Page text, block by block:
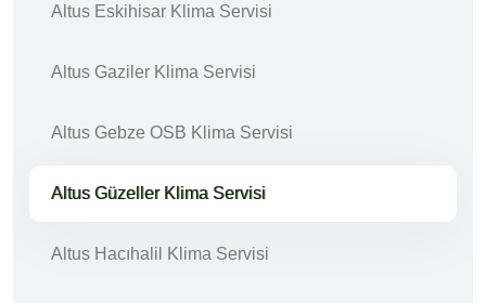
Altus Eskihisar Klima Servisi
Altus Gaziler Klima Servisi
Altus Gebze OSB Klima Servisi
Altus Güzeller Klima Servisi
Altus Hacıhalil Klima Servisi